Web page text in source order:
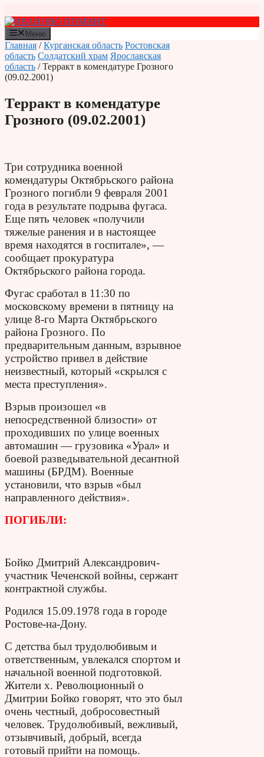
к
содержимому
Меню
Главная /Курганская область Ростовская
область Солдатский храм Ярославская
область / Терракт в комендатуре Грозного
(09.02.2001)
Терракт в комендатуре
Грозного (09.02.2001)
Три сотрудника военной
комендатуры Октябрьского района
Грозного погибли 9 февраля 2001
года в результате подрыва фугаса.
Еще пять человек «получили
тяжелые ранения и в настоящее
время находятся в госпитале», —
сообщает прокуратура
Октябрьского района города.
Фугас сработал в 11:30 по
московскому времени в пятницу на
улице 8-го Марта Октябрьского
района Грозного. По
предварительным данным, взрывное
устройство привел в действие
неизвестный, который «скрылся с
места преступления».
Взрыв произошел «в
непосредственной близости» от
проходивших по улице военных
автомашин — грузовика «Урал» и
боевой разведывательной десантной
машины (БРДМ). Военные
установили, что взрыв «был
направленного действия».
ПОГИБЛИ:
Бойко Дмитрий Александрович-
участник Чеченской войны, сержант
контрактной службы.
Родился 15.09.1978 года в городе
Ростове-на-Дону.
С детства был трудолюбивым и
ответственным, увлекался спортом и
начальной военной подготовкой.
Жители х. Революционный о
Дмитрии Бойко говорят, что это был
очень честный, добросовестный
человек. Трудолюбивый, вежливый,
отзывчивый, добрый, всегда
готовый прийти на помощь.